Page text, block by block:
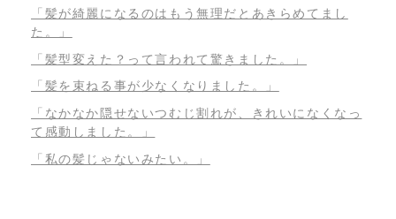
「髪が綺麗になるのはもう無理だとあきらめてまし
た。」
「髪型変えた？って言われて驚きました。」
「髪を束ねる事が少なくなりました。」
「なかなか隠せないつむじ割れが、きれいになくなっ
て感動しました。」
「私の髪じゃないみたい。」